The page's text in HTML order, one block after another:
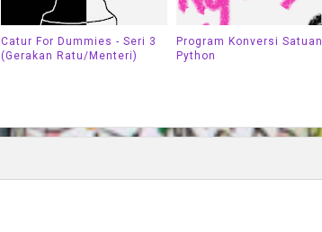
Catur For Dummies - Seri 3
(Gerakan Ratu/Menteri)
Program Konversi Satuan
Python